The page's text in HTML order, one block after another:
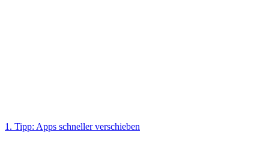
1. Tipp: Apps schneller verschieben